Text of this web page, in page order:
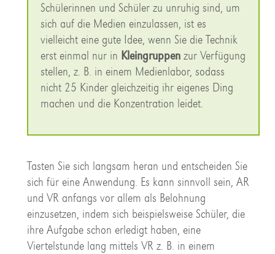
Schülerinnen und Schüler zu unruhig sind, um
sich auf die Medien einzulassen, ist es
vielleicht eine gute Idee, wenn Sie die Technik
erst einmal nur in Kleingruppenzur Verfügung
stellen, z. B. in einem Medienlabor, sodass
nicht 25 Kinder gleichzeitig ihr eigenes Ding
machen und die Konzentration leidet.
Tasten Sie sich langsam heran und entscheiden Sie
sich für eine Anwendung. Es kann sinnvoll sein, AR
und VR anfangs vor allem als Belohnung
einzusetzen, indem sich beispielsweise Schüler, die
ihre Aufgabe schon erledigt haben, eine
Viertelstunde lang mittels VR z. B. in einem